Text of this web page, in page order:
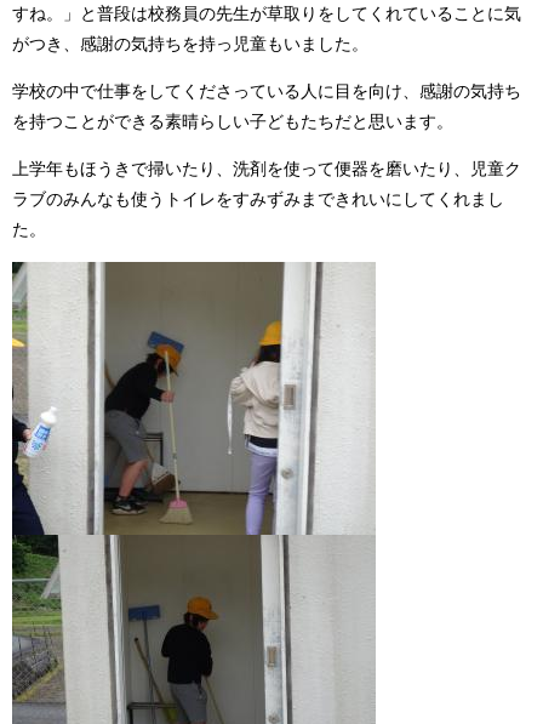
すね。」と普段は校務員の先生が草取りをしてくれていることに気
がつき、感謝の気持ちを持っ児童もいました。
学校の中で仕事をしてくださっている人に目を向け、感謝の気持ち
を持つことができる素晴らしい子どもたちだと思います。
上学年もほうきで掃いたり、洗剤を使って便器を磨いたり、児童ク
ラブのみんなも使うトイレをすみずみまできれいにしてくれまし
た。